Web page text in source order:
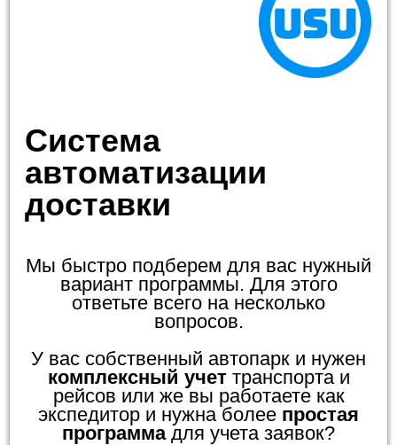
Система
автоматизации
доставки
Мы быстро подберем для вас нужный
вариант программы. Для этого
ответьте всего на несколько
вопросов.
У вас собственный автопарк и нужен
комплексный учеттранспорта и
рейсов или же вы работаете как
экспедитор и нужна более простая
программадля учета заявок?